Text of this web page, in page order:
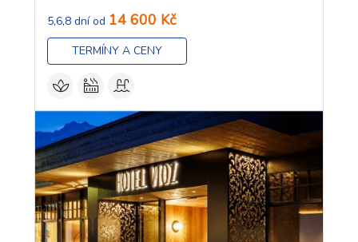
5,6,8 dní od 14 600 Kč
TERMÍNY A CENY